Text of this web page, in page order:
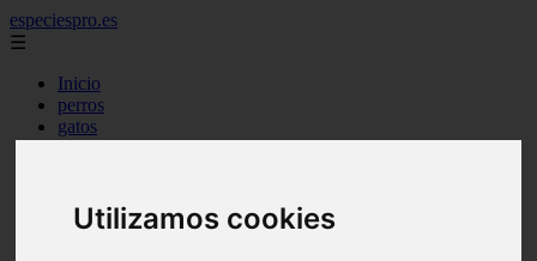
Utilizamos cookies
especiespro.es
☰
Inicio
perros
gatos
acuarios
salud